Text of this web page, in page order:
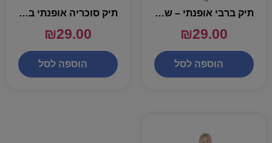
תיק ברבי אופנתי – שושי זוהר
₪29.00
הוספה לסל
תיק סוכריה אופנתי במגוון צבעים – שושי זוהר
₪29.00
הוספה לסל